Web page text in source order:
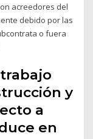
acreedores del
debido por las
o fuera
y
a
en